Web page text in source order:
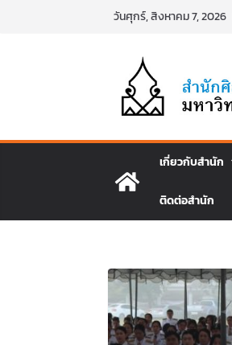
วันศุกร์, สิงหาคม 7, 2026
เกี่ยวกับสำนัก
ติดต่อสำนัก